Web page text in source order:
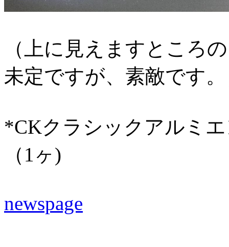
（上に見えますところ
未定ですが、素敵です
*CKクラシックアルミ
（1ヶ)
newspage